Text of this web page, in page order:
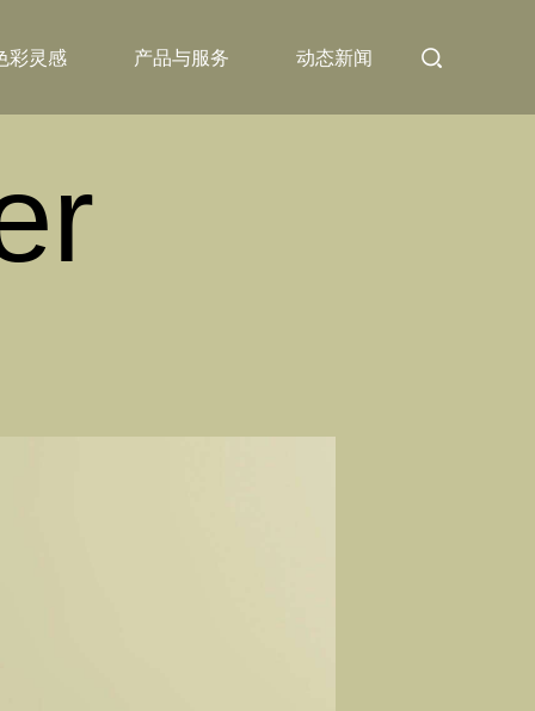
彩灵感 产品与服务 动态新闻